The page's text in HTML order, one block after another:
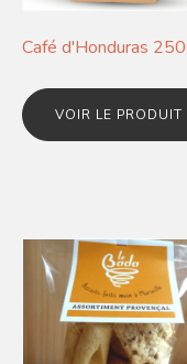
Café d'Honduras
VOIR LE PRODUIT